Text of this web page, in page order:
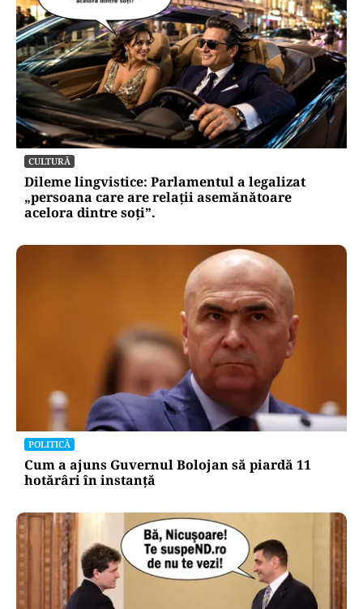
CULTURĂ
Dileme lingvistice: Parlamentul a legalizat
„persoana care are relații asemănătoare
acelora dintre soți”.
POLITICĂ
Cum a ajuns Guvernul Bolojan să piardă 11
hotărâri în instanță